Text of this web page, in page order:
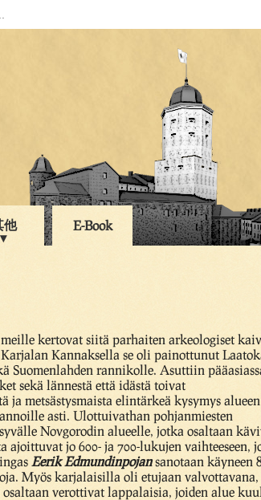
他 E-Book
kertovat siitä parhaiten arkeologiset
Kannaksella se oli painottunut
Suomenlahden rannikolle. Asuttiin
sekä lännestä että idästä toivat
ja metsästysmaista elintärkeä kysymys alueen
asti. Ulottuivathan pohjanmiesten
Novgorodin alueelle, jotka osaltaan
jo 600- ja 700-lukujen vaihteeseen,
Eerik Edmundinpojansanotaan käyneen
Myös karjalaisilla oli etujaan
osaltaan verottivat lappalaisia, joiden alue